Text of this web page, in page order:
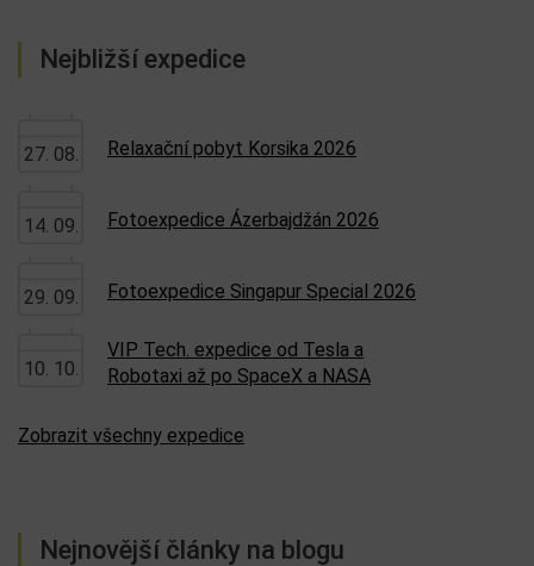
Nejbližší expedice
27. 08. Relaxační pobyt Korsika 2026
14. 09. Fotoexpedice Ázerbajdžán 2026
29. 09. Fotoexpedice Singapur Special 2026
10. 10.
VIP Tech. expedice od Tesla a
Robotaxi až po SpaceX a NASA
Zobrazit všechny expedice
Nejnovější články na blogu